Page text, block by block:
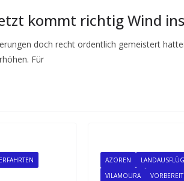
kommt richtig Wind
doch recht ordentlich gemeistert
Für
AZOREN
VILAMOURA